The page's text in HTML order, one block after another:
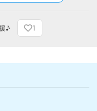
♪ 1